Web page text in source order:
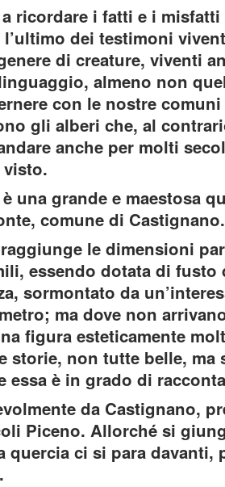
ricordare i fatti e i
dei testimoni
di creature, viventi
almeno non
con le nostre
gli alberi che, al
anche per molti
una grande e maestosa
comune di Castignano.
le dimensioni
essendo dotata di fusto
sormontato da
ma dove non
figura esteticamente
storie, non tutte belle, ma
essa è in grado di
da Castignano,
Piceno. Allorché si
quercia ci si para davanti,